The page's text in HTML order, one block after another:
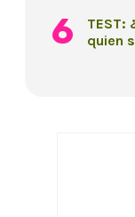
TEST:
quien